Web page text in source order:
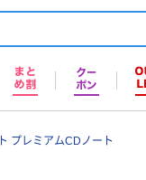
プレミアムCDノート